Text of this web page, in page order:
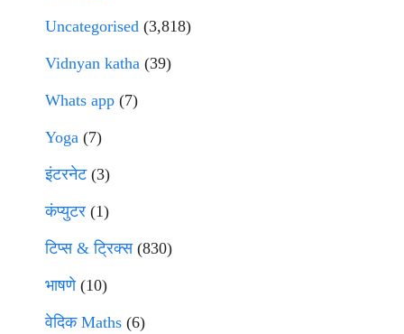
Uncategorised (3,818)
Vidnyan katha (39)
Whats app (7)
Yoga (7)
इंटरनेट(3)
कंप्युटर (1)
टिप्स & ट्रिक्स(830)
भाषणे(10)
वेदिक Maths (6)